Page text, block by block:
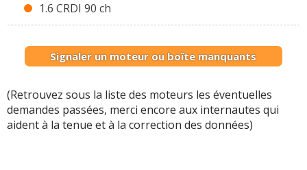
1.6 CRDI 90 ch
Signaler un moteur ou boîte manquants
(Retrouvez sous la liste des moteurs les éventuelles
demandes passées, merci encore aux internautes qui
aident à la tenue et à la correction des données)